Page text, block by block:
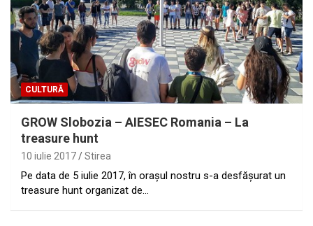
CULTURĂ
GROW Slobozia – AIESEC Romania – La
treasure hunt
10 iulie 2017 Stirea
Pe data de 5 iulie 2017, în orașul nostru s-a desfășurat un
treasure hunt organizat de…